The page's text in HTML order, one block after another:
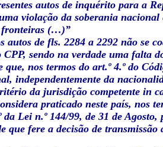
autos de inquérito para a
violação da soberania nacional
fronteiras (…)”
autos de fls. 2284 a 2292 não se
CPP, sendo na verdade uma falta
nos termos do art.º 4.º do
independentemente da
da jurisdição competente in
praticado neste país, nos
da Lei n.º 144/99, de 31 de
fere a decisão de transmissão